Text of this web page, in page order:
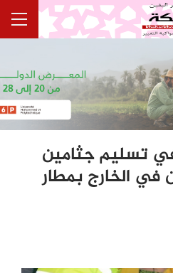
تسليم جثامين
في الخارج بمطار